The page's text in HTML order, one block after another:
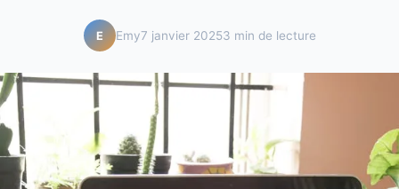
E Emy7 janvier 20253 min de lecture